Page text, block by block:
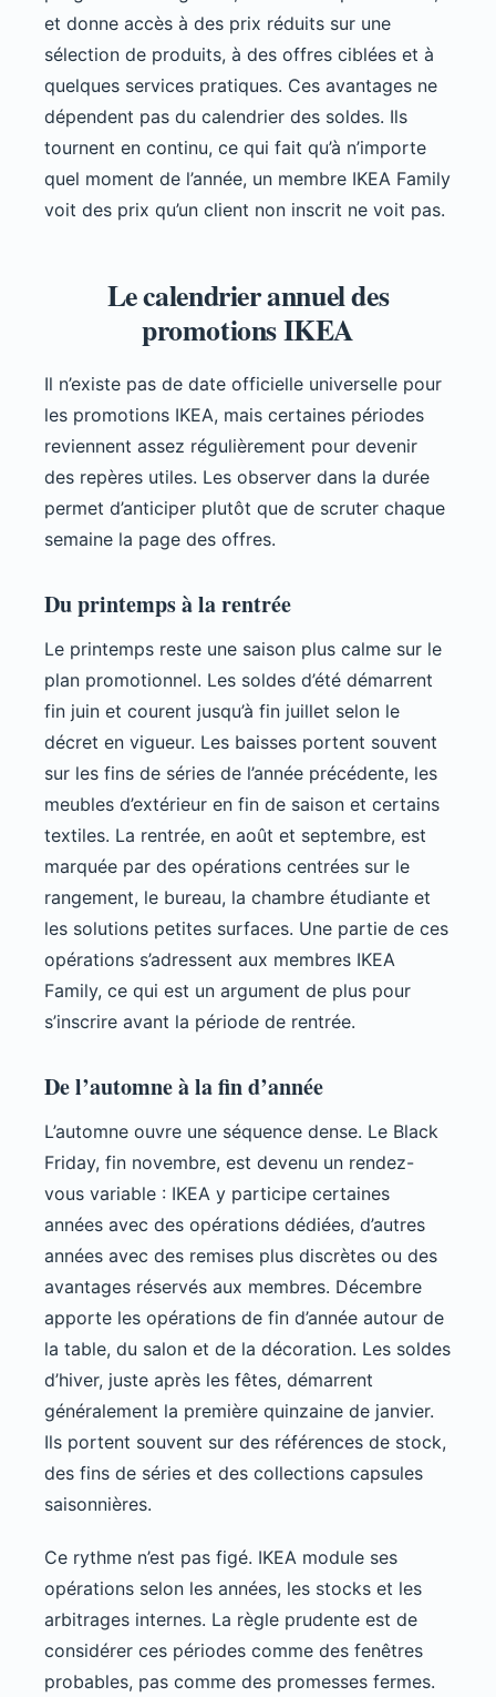
et donne accès à des prix réduits sur une
sélection de produits, à des offres ciblées et à
quelques services pratiques. Ces avantages ne
dépendent pas du calendrier des soldes. Ils
tournent en continu, ce qui fait qu’à n’importe
quel moment de l’année, un membre IKEA Family
voit des prix qu’un client non inscrit ne voit pas.
Le calendrier annuel des
promotions IKEA
Il n’existe pas de date officielle universelle pour
les promotions IKEA, mais certaines périodes
reviennent assez régulièrement pour devenir
des repères utiles. Les observer dans la durée
permet d’anticiper plutôt que de scruter chaque
semaine la page des offres.
Du printemps à la rentrée
Le printemps reste une saison plus calme sur le
plan promotionnel. Les soldes d’été démarrent
fin juin et courent jusqu’à fin juillet selon le
décret en vigueur. Les baisses portent souvent
sur les fins de séries de l’année précédente, les
meubles d’extérieur en fin de saison et certains
textiles. La rentrée, en août et septembre, est
marquée par des opérations centrées sur le
rangement, le bureau, la chambre étudiante et
les solutions petites surfaces. Une partie de ces
opérations s’adressent aux membres IKEA
Family, ce qui est un argument de plus pour
s’inscrire avant la période de rentrée.
De l’automne à la fin d’année
L’automne ouvre une séquence dense. Le Black
Friday, fin novembre, est devenu un rendez-
vous variable : IKEA y participe certaines
années avec des opérations dédiées, d’autres
années avec des remises plus discrètes ou des
avantages réservés aux membres. Décembre
apporte les opérations de fin d’année autour de
la table, du salon et de la décoration. Les soldes
d’hiver, juste après les fêtes, démarrent
généralement la première quinzaine de janvier.
Ils portent souvent sur des références de stock,
des fins de séries et des collections capsules
saisonnières.
Ce rythme n’est pas figé. IKEA module ses
opérations selon les années, les stocks et les
arbitrages internes. La règle prudente est de
considérer ces périodes comme des fenêtres
probables, pas comme des promesses fermes.